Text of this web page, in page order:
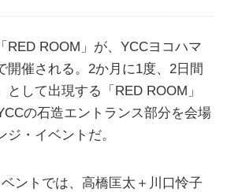
RED ROOM」が、YCCヨコハマ
開催される。2か月に1度、2日間
として出現する「RED ROOM」
の石造エントランス部分を会場
・イベントだ。
ントでは、高橋匡太＋川口怜子